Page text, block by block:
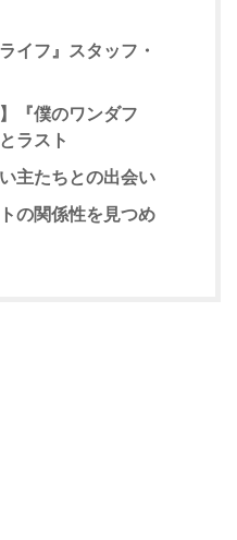
イフ』スタッフ・
『僕のワンダフ
ラスト
主たちとの出会い
の関係性を見つめ